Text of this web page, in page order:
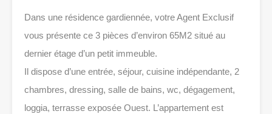
Dans une résidence gardiennée, votre Agent Exclusif
vous présente ce 3 pièces d’environ 65M2 situé au
dernier étage d’un petit immeuble.
Il dispose d’une entrée, séjour, cuisine indépendante, 2
chambres, dressing, salle de bains, wc, dégagement,
loggia, terrasse exposée Ouest. L’appartement est